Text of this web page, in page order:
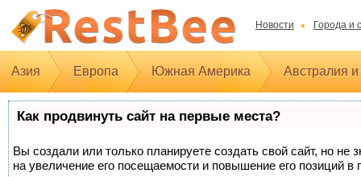
Новости Города и
Азия Европа Южная Америка Австралия
Как продвинуть сайт на первые места?
Вы создали или только планируете создать свой сайт, но
на увеличение его посещаемости и повышение его позиций в